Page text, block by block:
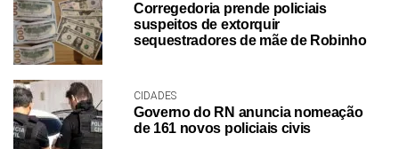
Corregedoria prende policiais
suspeitos de extorquir
sequestradores de mãe de Robinho
CIDADES
Governo do RN anuncia nomeação
de 161 novos policiais civis